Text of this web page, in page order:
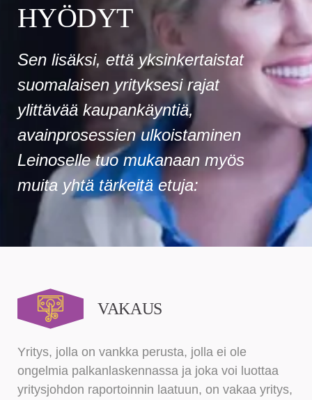
HYÖDYT
Sen lisäksi, että yksinkertaistat
suomalaisen yrityksesi rajat
ylittävää kaupankäyntiä,
avainprosessien ulkoistaminen
Leinoselle tuo mukanaan myös
muita yhtä tärkeitä etuja:
VAKAUS
Yritys, jolla on vankka perusta, jolla ei ole
ongelmia palkanlaskennassa ja joka voi luottaa
yritysjohdon raportoinnin laatuun, on vakaa yritys,